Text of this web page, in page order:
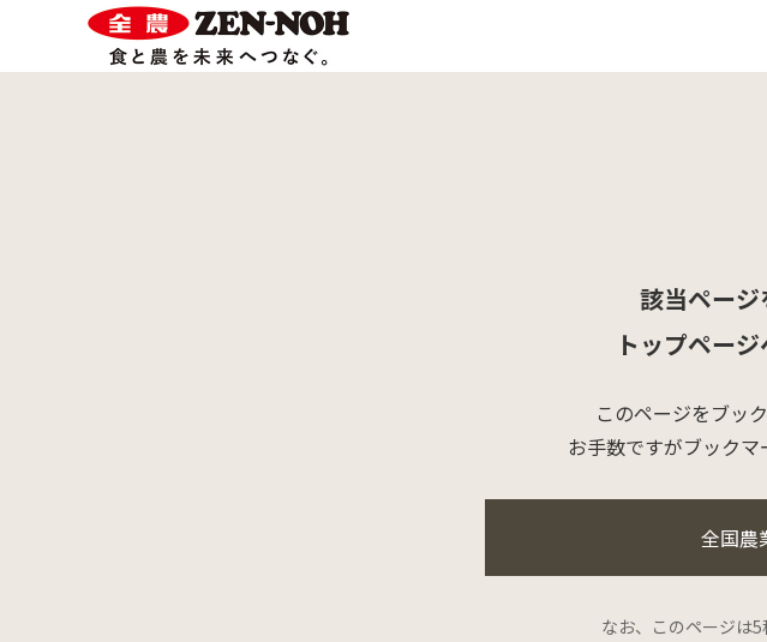
該当ページ
トップページ
このページをブッ
お手数ですがブックマ
全国農
なお、このページは5